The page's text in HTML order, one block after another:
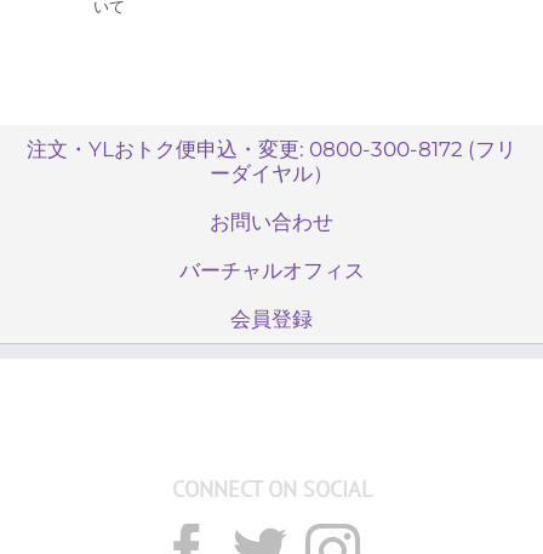
いて
注文・YLおトク便申込・変更: 0800-300-8172 (フリ
ーダイヤル）
お問い合わせ
バーチャルオフィス
会員登録
CONNECT ON SOCIAL